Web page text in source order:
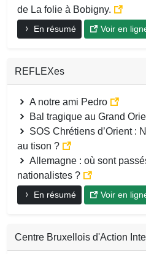
de La folie à Bobigny.
En résumé Voir en
REFLEXes
A notre ami Pedro
Bal tragique au Grand
SOS Chrétiens d’Orient :
au tison ?
Allemagne : où sont
nationalistes ?
En résumé Voir en
Centre Bruxellois d'Action